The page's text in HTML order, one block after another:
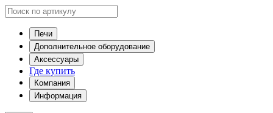
Печи
Дополнительное оборудование
Аксессуары
Где купить
Компания
Информация